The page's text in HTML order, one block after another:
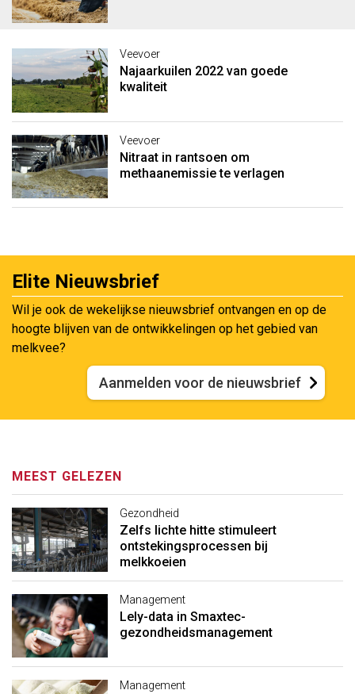
Veevoer
Najaarkuilen 2022 van goede
kwaliteit
Veevoer
Nitraat in rantsoen om
methaanemissie te verlagen
Elite Nieuwsbrief
Wil je ook de wekelijkse nieuwsbrief ontvangen en op de
hoogte blijven van de ontwikkelingen op het gebied van
melkvee?
Aanmelden voor de nieuwsbrief
MEEST GELEZEN
Gezondheid
Zelfs lichte hitte stimuleert
ontstekingsprocessen bij
melkkoeien
Management
Lely-data in Smaxtec-
gezondheidsmanagement
Management